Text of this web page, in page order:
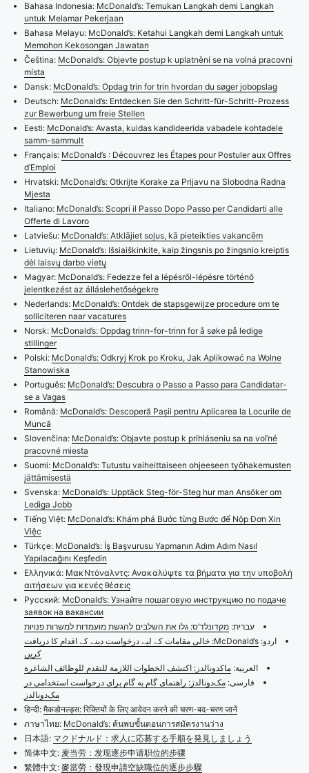
Bahasa Indonesia: McDonald’s: Temukan Langkah demi Langkah
untuk Melamar Pekerjaan
Bahasa Melayu: McDonald’s: Ketahui Langkah demi Langkah untuk
Memohon Kekosongan Jawatan
Čeština: McDonald’s: Objevte postup k uplatnění se na volná pracovní
místa
Dansk: McDonald’s: Opdag trin for trin hvordan du søger jobopslag
Deutsch: McDonald’s: Entdecken Sie den Schritt-für-Schritt-Prozess
zur Bewerbung um freie Stellen
Eesti: McDonald’s: Avasta, kuidas kandideerida vabadele kohtadele
samm-sammult
Français: McDonald’s : Découvrez les Étapes pour Postuler aux Offres
d’Emploi
Hrvatski: McDonald’s: Otkrijte Korake za Prijavu na Slobodna Radna
Mjesta
Italiano: McDonald’s: Scopri il Passo Dopo Passo per Candidarti alle
Offerte di Lavoro
Latviešu: McDonald’s: Atklājiet soļus, kā pieteikties vakancēm
Lietuvių: McDonald’s: Išsiaiškinkite, kaip žingsnis po žingsnio kreiptis
dėl laisvų darbo vietų
Magyar: McDonald’s: Fedezze fel a lépésről-lépésre történő
jelentkezést az álláslehetőségekre
Nederlands: McDonald’s: Ontdek de stapsgewijze procedure om te
solliciteren naar vacatures
Norsk: McDonald’s: Oppdag trinn-for-trinn for å søke på ledige
stillinger
Polski: McDonald’s: Odkryj Krok po Kroku, Jak Aplikować na Wolne
Stanowiska
Português: McDonald’s: Descubra o Passo a Passo para Candidatar-
se a Vagas
Română: McDonald’s: Descoperă Pașii pentru Aplicarea la Locurile de
Muncă
Slovenčina: McDonald’s: Objavte postup k prihláseniu sa na voľné
pracovné miesta
Suomi: McDonald’s: Tutustu vaiheittaiseen ohjeeseen työhakemusten
jättämisestä
Svenska: McDonald’s: Upptäck Steg-för-Steg hur man Ansöker om
Lediga Jobb
Tiếng Việt: McDonald’s: Khám phá Bước từng Bước để Nộp Đơn Xin
Việc
Türkçe: McDonald’s: İş Başvurusu Yapmanın Adım Adım Nasıl
Yapılacağını Keşfedin
Ελληνικά: ΜακΝτόναλντς: Ανακαλύψτε τα βήματα για την υποβολή
αιτήσεων για κενές θέσεις
Русский: McDonald’s: Узнайте пошаговую инструкцию по подаче
заявок на вакансии
עברית: מקדונלד’ס: גלו את השלבים להגשת מועמדות למשרות פנויות
اردو:
McDonald’s: خالی مقامات کے لیے درخواست دینے کے اقدام کا دریافت
کریں
العربية: ماكدونالدز: اكتشف الخطوات اللازمة للتقدم للوظائف الشاغرة
فارسی: مک‌دونالدز: راهنمای گام به گام برای درخواست استخدامی در
مک‌دونالدز
हिन्दी: मैकडोनल्ड्स: रिक्तियों के लिए आवेदन करने की चरण-बद-चरण जानें
ภาษาไทย: McDonald’s: ค้นพบขั้นตอนการสมัครงานว่าง
日本語: マクドナルド：求人に応募する手順を発見しましょう
简体中文: 麦当劳：发现逐步申请职位的步骤
繁體中文: 麥當勞：發現申請空缺職位的逐步步驟